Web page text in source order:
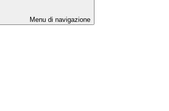
Menu di navigazione